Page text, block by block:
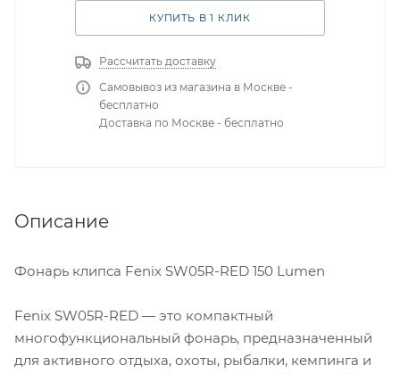
КУПИТЬ В 1 КЛИК
Рассчитать доставку
Самовывоз из магазина в Москве -
бесплатно
Доставка по Москве - бесплатно
Описание
Фонарь клипса Fenix SW05R-RED 150 Lumen
Fenix SW05R-RED — это компактный
многофункциональный фонарь, предназначенный
для активного отдыха, охоты, рыбалки, кемпинга и